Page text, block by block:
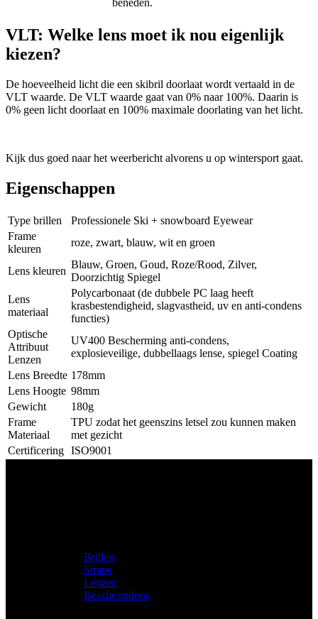
beneden.
VLT: Welke lens moet ik nou eigenlijk
kiezen?
De hoeveelheid licht die een skibril doorlaat wordt vertaald in de
VLT waarde. De VLT waarde gaat van 0% naar 100%. Daarin is
0% geen licht doorlaat en 100% maximale doorlating van het licht.
Kijk dus goed naar het weerbericht alvorens u op wintersport gaat.
Eigenschappen
Type brillen
Professionele Ski + snowboard Eyewear
Frame
kleuren
roze, zwart, blauw, wit en groen
Lens kleuren
Blauw, Groen, Goud, Roze/Rood, Zilver,
Doorzichtig Spiegel
Lens
materiaal
Polycarbonaat (de dubbele PC laag heeft
krasbestendigheid, slagvastheid, uv en anti-condens
functies)
Optische
Attribuut
Lenzen
UV400 Bescherming anti-condens,
explosieveilige, dubbellaags lense, spiegel Coating
Lens Breedte 178mm
Lens Hoogte 98mm
Gewicht
180g
Frame
Materiaal
TPU zodat het geenszins letsel zou kunnen maken
met gezicht
Certificering ISO9001
Brillen
Straps
Lenzen
Beschermdoos